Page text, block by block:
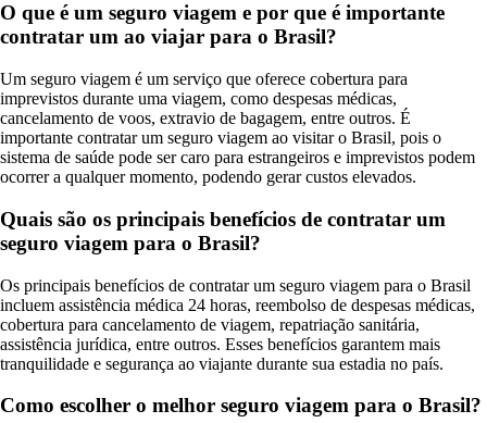
O que é um seguro viagem e por que é importante
contratar um ao viajar para o Brasil?
Um seguro viagem é um serviço que oferece cobertura para
imprevistos durante uma viagem, como despesas médicas,
cancelamento de voos, extravio de bagagem, entre outros. É
importante contratar um seguro viagem ao visitar o Brasil, pois o
sistema de saúde pode ser caro para estrangeiros e imprevistos podem
ocorrer a qualquer momento, podendo gerar custos elevados.
Quais são os principais benefícios de contratar um
seguro viagem para o Brasil?
Os principais benefícios de contratar um seguro viagem para o Brasil
incluem assistência médica 24 horas, reembolso de despesas médicas,
cobertura para cancelamento de viagem, repatriação sanitária,
assistência jurídica, entre outros. Esses benefícios garantem mais
tranquilidade e segurança ao viajante durante sua estadia no país.
Como escolher o melhor seguro viagem para o Brasil?